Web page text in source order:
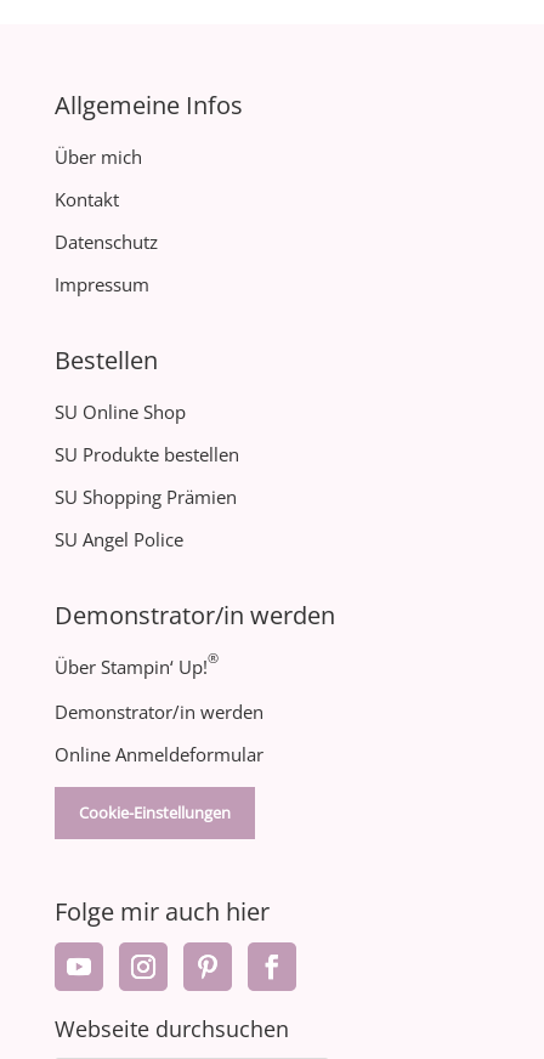
Allgemeine Infos
Über mich
Kontakt
Datenschutz
Impressum
Bestellen
SU Online Shop
SU Produkte bestellen
SU Shopping Prämien
SU Angel Police
Demonstrator/in werden
Über Stampin‘ Up!®
Demonstrator/in werden
Online Anmeldeformular
Cookie-Einstellungen
Folge mir auch hier
Webseite durchsuchen